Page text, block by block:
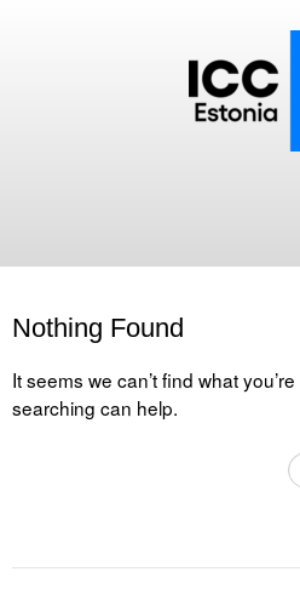
ICC Eesti liikmebaas
Liikmete pakkumised
Nothing Found
It seems we can’t find what
searching can help.